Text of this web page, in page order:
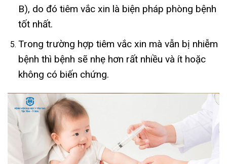
B), do đó tiêm vắc xin là biện pháp phòng bệnh
tốt nhất.
Trong trường hợp tiêm vắc xin mà vẫn bị nhiễm
bệnh thì bệnh sẽ nhẹ hơn rất nhiều và ít hoặc
không có biến chứng.